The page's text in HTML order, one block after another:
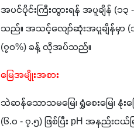
အပင်ပိုင်းကြီးထွားရန် အပူချိန် (
သည်။ အသင့်လျော်ဆုံးအပူချိန်မှာ (
(၇၀%) ခန့် လိုအပ်သည်။
မြေအမျိုးအစား
သဲဆန်သောသမမြေ၊ ရွှံစေးမြေ၊ နုံ
(၆.၀ - ၇.၅) ဖြစ်ပြီး pH အနည်းင